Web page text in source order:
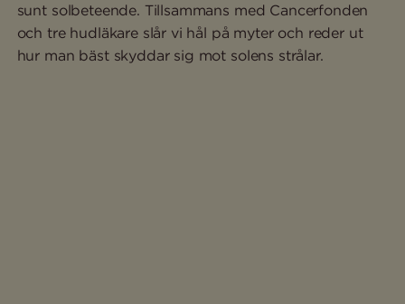
sunt solbeteende. Tillsammans med Cancerfonden
och tre hudläkare slår vi hål på myter och reder ut
hur man bäst skyddar sig mot solens strålar.